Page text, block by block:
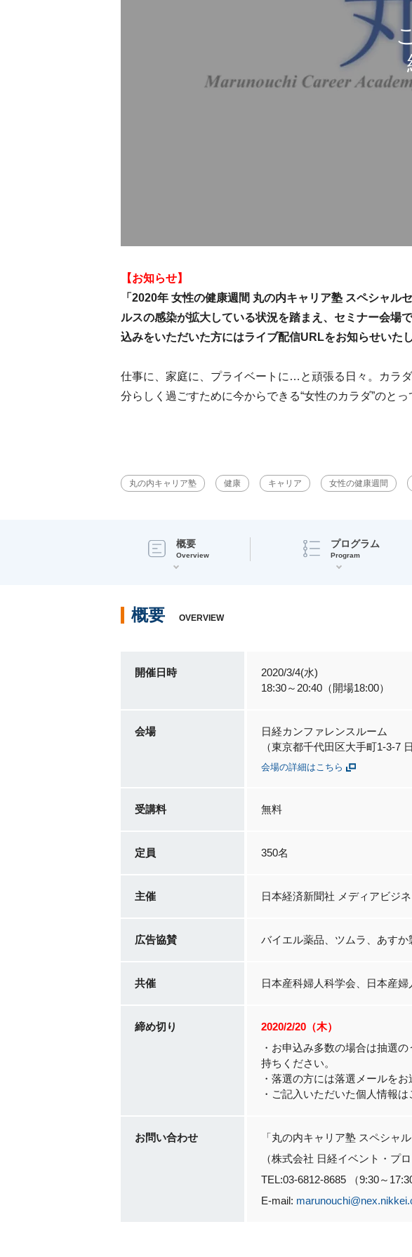
【お知らせ】
「2020年 女性の健康週間 丸の内キャリア塾 スペシャ
ルスの感染が拡大している状況を踏まえ、セミナー会場
込みをいただいた方にはライブ配信URLをお知らせいたし
仕事に、家庭に、プライベートに…と頑張る日々。カラ
分らしく過ごすために今からできる“女性のカラダ”のと
丸の内キャリア塾 健康 キャリア 女性の健康週間
概要
Overview
プログラム
Program
概要 OVERVIEW
開催日時
2020/3/4(水)
18:30～20:40（開場18:00）
会場
日経カンファレンスルーム
（東京都千代田区大手町1-3-7
会場の詳細はこちら
受講料 無料
定員 350名
主催 日本経済新聞社 メディアビジ
広告協賛 バイエル薬品、ツムラ、あすか
共催 日本産科婦人科学会、日本産婦
締め切り
2020/2/20（木）
・お申込み多数の場合は抽選
持ちください。
・落選の方には落選メールをお
・ご記入いただいた個人情報
お問い合わせ
「丸の内キャリア塾 スペシャ
（株式会社 日経イベント・プロ
TEL:03-6812-8685 （9:30～
E-mail: